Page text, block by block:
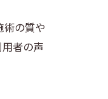
の質や
者の声